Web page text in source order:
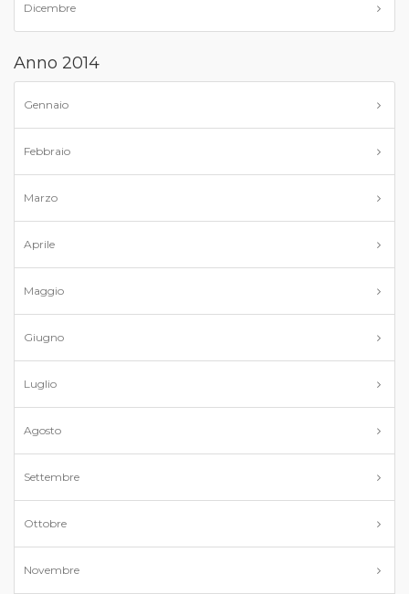
Dicembre
Anno 2014
Gennaio
Febbraio
Marzo
Aprile
Maggio
Giugno
Luglio
Agosto
Settembre
Ottobre
Novembre